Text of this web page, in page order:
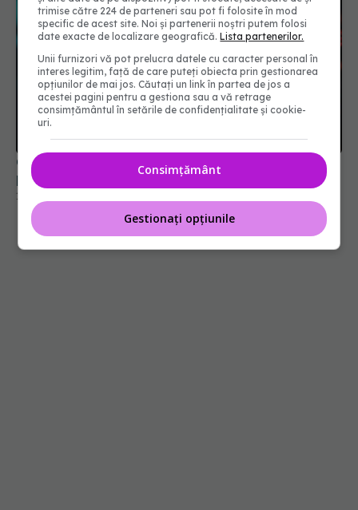
COVID-19 și gripa cresc riscul de cancer
pulmonar
12 mar 2026, 17:07
trimise către 224 de parteneri sau pot fi folosite în mod
specific de acest site. Noi și partenerii noștri putem folosi
date exacte de localizare geografică.Lista partenerilor.
Unii furnizori vă pot prelucra datele cu caracter personal în
interes legitim, față de care puteți obiecta prin gestionarea
opțiunilor de mai jos. Căutați un link în partea de jos a
acestei pagini pentru a gestiona sau a vă retrage
consimțământul în setările de confidențialitate și cookie-
uri.
Consimțământ
Gestionați opțiunile